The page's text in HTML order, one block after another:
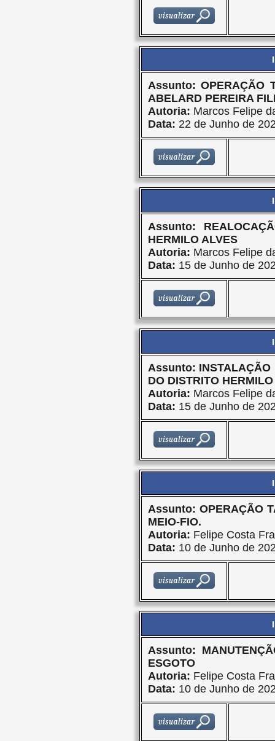
Assunto: OPERAÇÃO
ABELARD PEREIRA
Autoria: Marcos Felipe
Data: 22 de Junho de
Assunto:
HERMILO ALVES
Autoria: Marcos Felipe
Data: 15 de Junho de
Assunto: INSTALAÇÃO
DO DISTRITO
Autoria: Marcos Felipe
Data: 15 de Junho de
Assunto: OPERAÇÃO
MEIO-FIO.
Autoria: Felipe Costa
Data: 10 de Junho de
Assunto:
ESGOTO
Autoria: Felipe Costa
Data: 10 de Junho de